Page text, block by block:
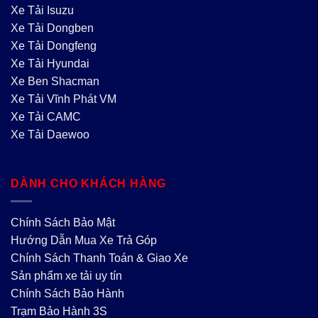
Xe Tải Isuzu
Xe Tải Dongben
Xe Tải Dongfeng
Xe Tải Hyundai
Xe Ben Shacman
Xe Tải Vĩnh Phát VM
Xe Tải CAMC
Xe Tải Daewoo
DÀNH CHO KHÁCH HÀNG
Chính Sách Bảo Mật
Hướng Dẫn Mua Xe Trả Góp
Chính Sách Thanh Toán & Giao Xe
Sản phẩm xe tải uy tín
Chính Sách Bảo Hành
Trạm Bảo Hành 3S